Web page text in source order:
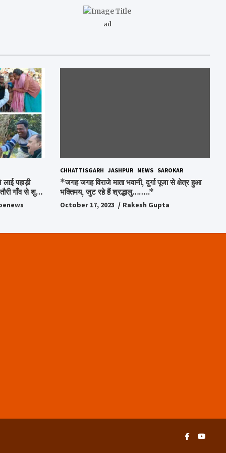
ad
पहाड़ी
गाँव से शुरु
CHHATTISGARH JASHPUR NEWS SAROKAR
*जगह जगह विराजे माता भवानी, दुर्गा पूजा से क्षेत्र हुआ
भक्तिमय, जुट रहे हैं श्रद्धालु……..*
October 17, 2023 Rakesh Gupta